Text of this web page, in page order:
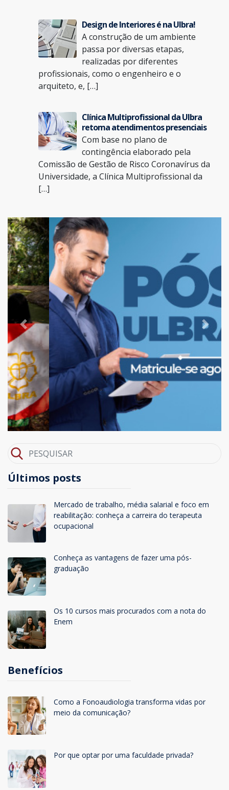
Design de Interiores é na Ulbra!
A construção de um ambiente
passa por diversas etapas,
realizadas por diferentes
profissionais, como o engenheiro e o
arquiteto, e, […]
Clínica Multiprofissional da Ulbra
retoma atendimentos presenciais
Com base no plano de
contingência elaborado pela
Comissão de Gestão de Risco Coronavírus da
Universidade, a Clínica Multiprofissional da
[…]
Previous Next
Últimos posts
Mercado de trabalho, média salarial e foco em
reabilitação: conheça a carreira do terapeuta
ocupacional
Conheça as vantagens de fazer uma pós-
graduação
Os 10 cursos mais procurados com a nota do
Enem
Benefícios
Como a Fonoaudiologia transforma vidas por
meio da comunicação?
Por que optar por uma faculdade privada?